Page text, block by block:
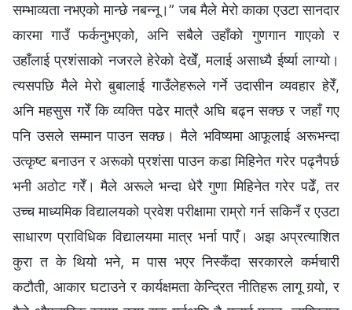
सम्भाव्यता नभएको मान्छे नबन्नू।” जब मैले मेरो काका एउटा सानदार
कारमा गाउँ फर्कनुभएको, अनि सबैले उहाँको गुणगान गाएको र
उहाँलाई प्रशंसाको नजरले हेरेको देखेँ, मलाई असाध्यै ईर्ष्या लाग्यो।
त्यसपछि मैले मेरो बुबालाई गाउँलेहरूले गर्ने उदासीन व्यवहार हेरेँ,
अनि महसुस गरेँ कि व्यक्ति पढेर मात्रै अघि बढ्न सक्छ र जहाँ गए
पनि उसले सम्मान पाउन सक्छ। मैले भविष्यमा आफूलाई अरूभन्दा
उत्कृष्ट बनाउन र अरूको प्रशंसा पाउन कडा मिहिनेत गरेर पढ्नैपर्छ
भनी अठोट गरेँ। मैले अरूले भन्दा धेरै गुणा मिहिनेत गरेर पढेँ, तर
उच्च माध्यमिक विद्यालयको प्रवेश परीक्षामा राम्रो गर्न सकिनँ र एउटा
साधारण प्राविधिक विद्यालयमा मात्र भर्ना पाएँ। अझ अप्रत्याशित
कुरा त के थियो भने, म पास भएर निस्कँदा सरकारले कर्मचारी
कटौती, आकार घटाउने र कार्यक्षमता केन्द्रित नीतिहरू लागू गर्‍यो, र